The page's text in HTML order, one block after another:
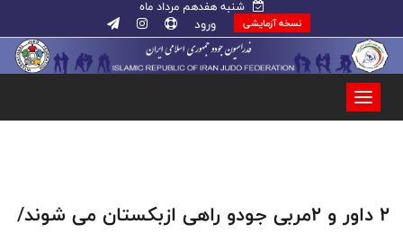
شنبه هفدهم مرداد ماه
نسخه آزمایشی ورود
2 داور و 2مربی جودو راهی ازبکستان می شوند/